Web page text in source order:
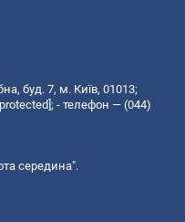
буд. 7, м. Київ, 01013;
; - телефон — (044)
середина".